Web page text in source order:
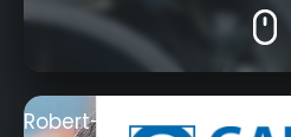
Robert-Galler-Strasse 1,